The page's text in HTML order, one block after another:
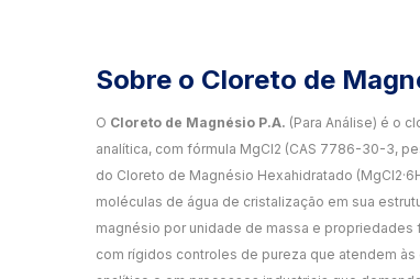
Sobre o Cloreto de
O Cloreto de Magnésio P.A. (Para Análise) é o
analítica, com fórmula MgCl2 (CAS 7786-30-3,
do Cloreto de Magnésio Hexahidratado
moléculas de água de cristalização em sua
magnésio por unidade de massa e
com rígidos controles de pureza que atendem